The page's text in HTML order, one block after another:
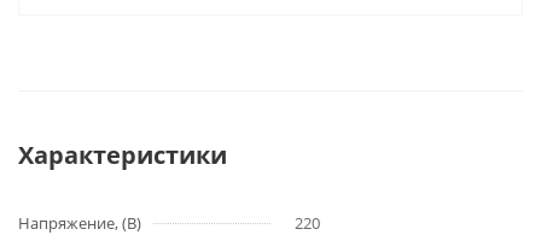
Характеристики
Напряжение, (В)
220